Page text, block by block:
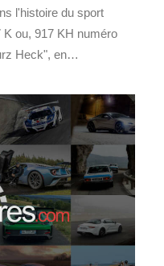
l'histoire du sport
ou, 917 KH numéro
Heck", en…